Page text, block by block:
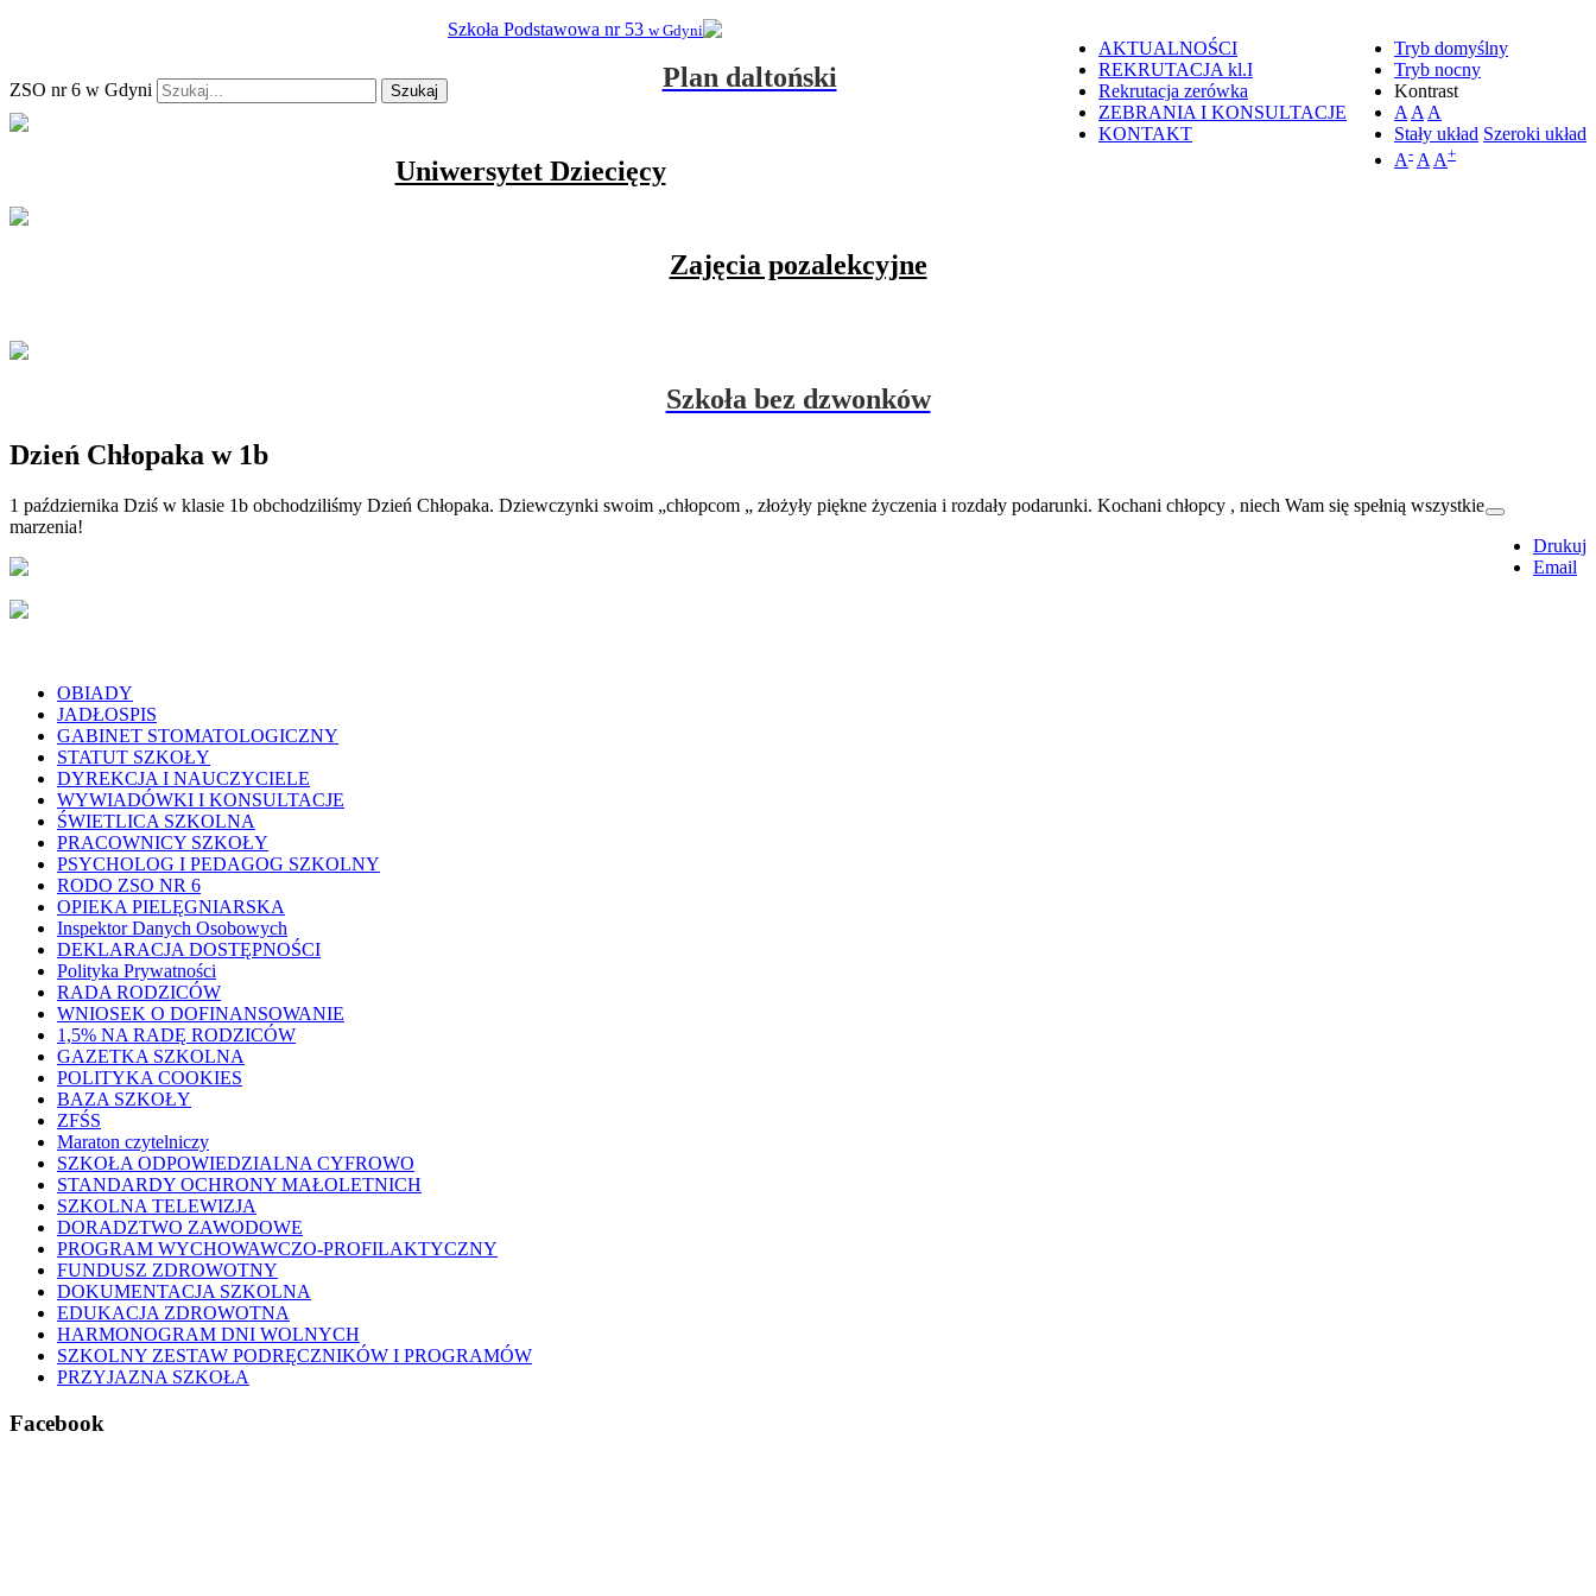
ZSO nr 6 w Gdyni Szukaj
Tryb domyślny
Tryb nocny
Kontrast
A A A
Stały układ Szeroki układ
A- A A+
Szkoła Podstawowa nr 53 w Gdyni
AKTUALNOŚCI
REKRUTACJA kl.I
Rekrutacja zerówka
ZEBRANIA I KONSULTACJE
KONTAKT
Plan daltoński
Uniwersytet Dziecięcy
Zajęcia pozalekcyjne
Szkoła bez dzwonków
Dzień Chłopaka w 1b
Drukuj
Email
1 października Dziś w klasie 1b obchodziliśmy Dzień Chłopaka. Dziewczynki swoim „chłopcom „ złożyły piękne życzenia i rozdały podarunki. Kochani chłopcy , niech Wam się spełnią wszystkie
marzenia!
OBIADY
JADŁOSPIS
GABINET STOMATOLOGICZNY
STATUT SZKOŁY
DYREKCJA I NAUCZYCIELE
WYWIADÓWKI I KONSULTACJE
ŚWIETLICA SZKOLNA
PRACOWNICY SZKOŁY
PSYCHOLOG I PEDAGOG SZKOLNY
RODO ZSO NR 6
OPIEKA PIELĘGNIARSKA
Inspektor Danych Osobowych
DEKLARACJA DOSTĘPNOŚCI
Polityka Prywatności
RADA RODZICÓW
WNIOSEK O DOFINANSOWANIE
1,5% NA RADĘ RODZICÓW
GAZETKA SZKOLNA
POLITYKA COOKIES
BAZA SZKOŁY
ZFŚS
Maraton czytelniczy
SZKOŁA ODPOWIEDZIALNA CYFROWO
STANDARDY OCHRONY MAŁOLETNICH
SZKOLNA TELEWIZJA
DORADZTWO ZAWODOWE
PROGRAM WYCHOWAWCZO-PROFILAKTYCZNY
FUNDUSZ ZDROWOTNY
DOKUMENTACJA SZKOLNA
EDUKACJA ZDROWOTNA
HARMONOGRAM DNI WOLNYCH
SZKOLNY ZESTAW PODRĘCZNIKÓW I PROGRAMÓW
PRZYJAZNA SZKOŁA
Facebook